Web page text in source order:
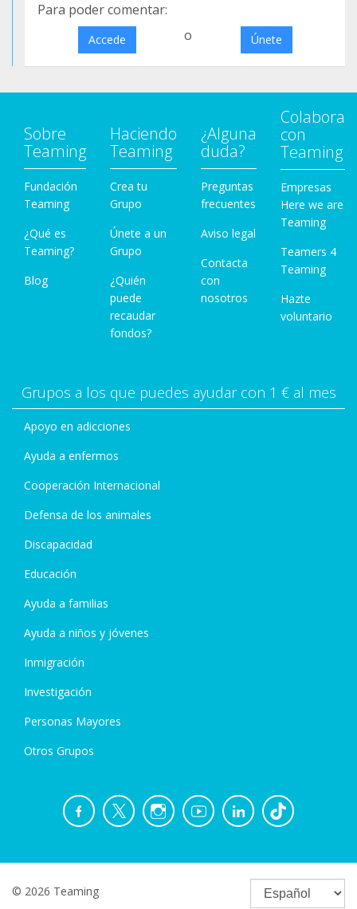
Para poder comentar:
Accede o Únete
Sobre
Teaming
Fundación
Teaming
¿Qué es
Teaming?
Blog
Haciendo
Teaming
Crea tu
Grupo
Únete a un
Grupo
¿Quién
puede
recaudar
fondos?
¿Alguna
duda?
Preguntas
frecuentes
Aviso legal
Contacta
con
nosotros
Colabora
con
Teaming
Empresas
Here we are
Teaming
Teamers 4
Teaming
Hazte
voluntario
Grupos a los que puedes ayudar con 1 € al mes
Apoyo en adicciones
Ayuda a enfermos
Cooperación Internacional
Defensa de los animales
Discapacidad
Educación
Ayuda a familias
Ayuda a niños y jóvenes
Inmigración
Investigación
Personas Mayores
Otros Grupos
© 2026 Teaming